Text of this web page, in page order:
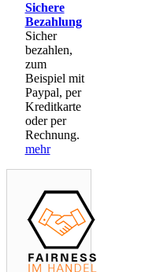
Sichere
Bezahlung
Sicher
bezahlen,
zum
Beispiel mit
Paypal, per
Kreditkarte
oder per
Rechnung.
mehr